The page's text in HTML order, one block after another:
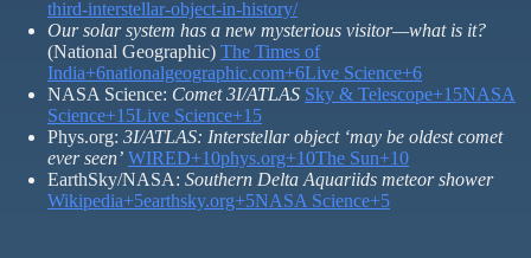
third-interstellar-object-in-history/
Our solar system has a new mysterious visitor—what is it?
(National Geographic) The Times of
India+6nationalgeographic.com+6Live Science+6
NASA Science: Comet 3I/ATLAS Sky & Telescope+15NASA
Science+15Live Science+15
Phys.org: 3I/ATLAS: Interstellar object ‘may be oldest comet
ever seen’ WIRED+10phys.org+10The Sun+10
EarthSky/NASA: Southern Delta Aquariids meteor shower
Wikipedia+5earthsky.org+5NASA Science+5